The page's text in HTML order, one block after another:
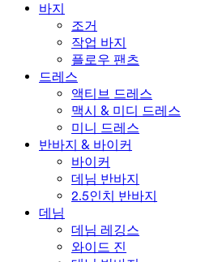
수영복 세트
언더웨어
바지
조거
작업 바지
플로우 팬츠
드레스
액티브 드레스
맥시 & 미디 드레스
미니 드레스
반바지 & 바이커
바이커
데님 반바지
2.5인치 반바지
데님
데님 레깅스
와이드 진